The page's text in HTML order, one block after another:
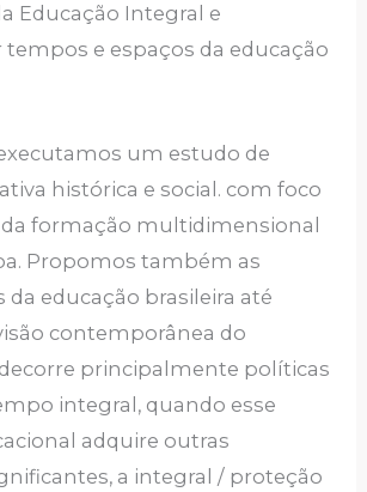
Educação Integral e
e espaços da educação
um estudo de
histórica e social. com foco
formação multidimensional
Propomos também as
da educação brasileira até
contemporânea do
principalmente políticas
integral, quando esse
adquire outras
a integral / proteção